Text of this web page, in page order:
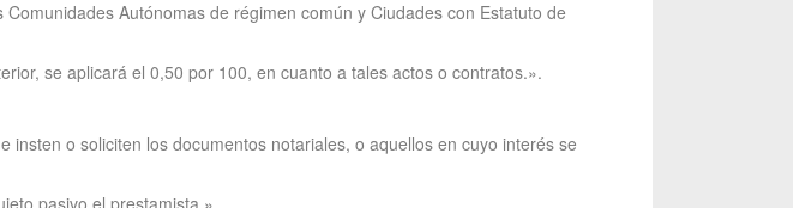
Autónomas de régimen común y Ciudades con Estatuto de
se aplicará el 0,50 por 100, en cuanto a tales actos o contratos.».
o soliciten los documentos notariales, o aquellos en cuyo interés se
pasivo el prestamista.».